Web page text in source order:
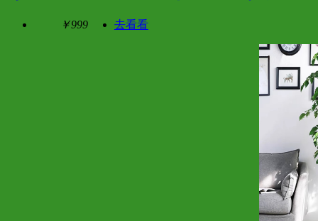
￥999 去看看